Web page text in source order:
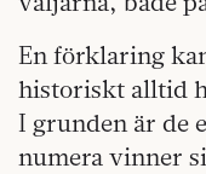
En förklaring
historiskt alltid
I grunden är de
numera vinner